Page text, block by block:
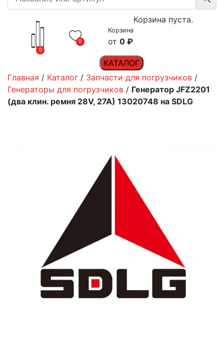
0
0
Корзина
0 ₽
Корзина пуста.
КАТАЛОГ
Главная / Каталог / Запчасти для погрузчиков /
Генераторы для погрузчиков / Генератор JFZ2201
(два клин. ремня 28V, 27A) 13020748 на SDLG